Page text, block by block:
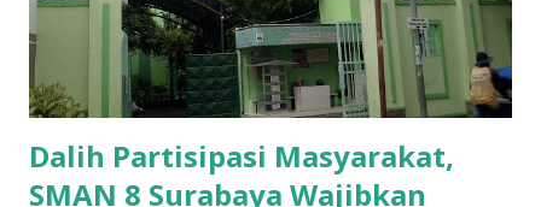
Dalih Partisipasi Masyarakat,
SMAN 8 Surabaya Wajibkan